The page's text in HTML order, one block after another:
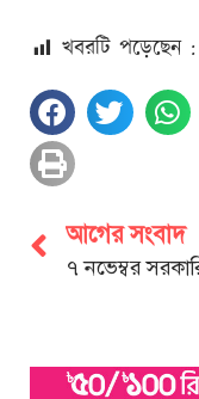
খবরটি পড়েছেন
আগের সংবাদ